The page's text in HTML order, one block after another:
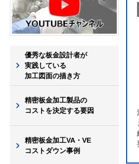
優秀な板金設計者が
実践している
加工図面の描き方
精密板金加工製品の
コストを決定する要因
精密板金加工VA・VE
コストダウン事例